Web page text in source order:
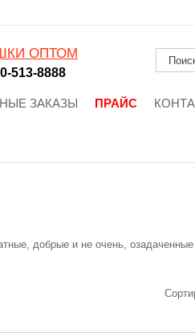
ОПТОМ
513-8888
ЗАКАЗЫ ПРАЙС
добрые и не очень,